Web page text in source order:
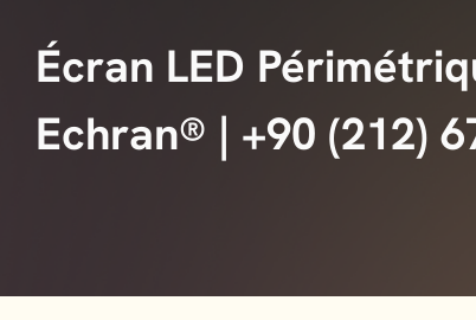
Écran LED
Echran® | +90 (212)